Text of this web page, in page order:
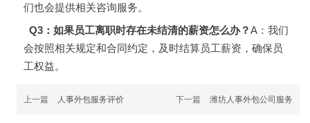
们也会提供相关咨询服务。
Q3：如果员工离职时存在未结清的薪资怎么办？A：我们
会按照相关规定和合同约定，及时结算员工薪资，确保员
工权益。
上一篇 人事外包服务评价 下一篇 潍坊人事外包公司服务